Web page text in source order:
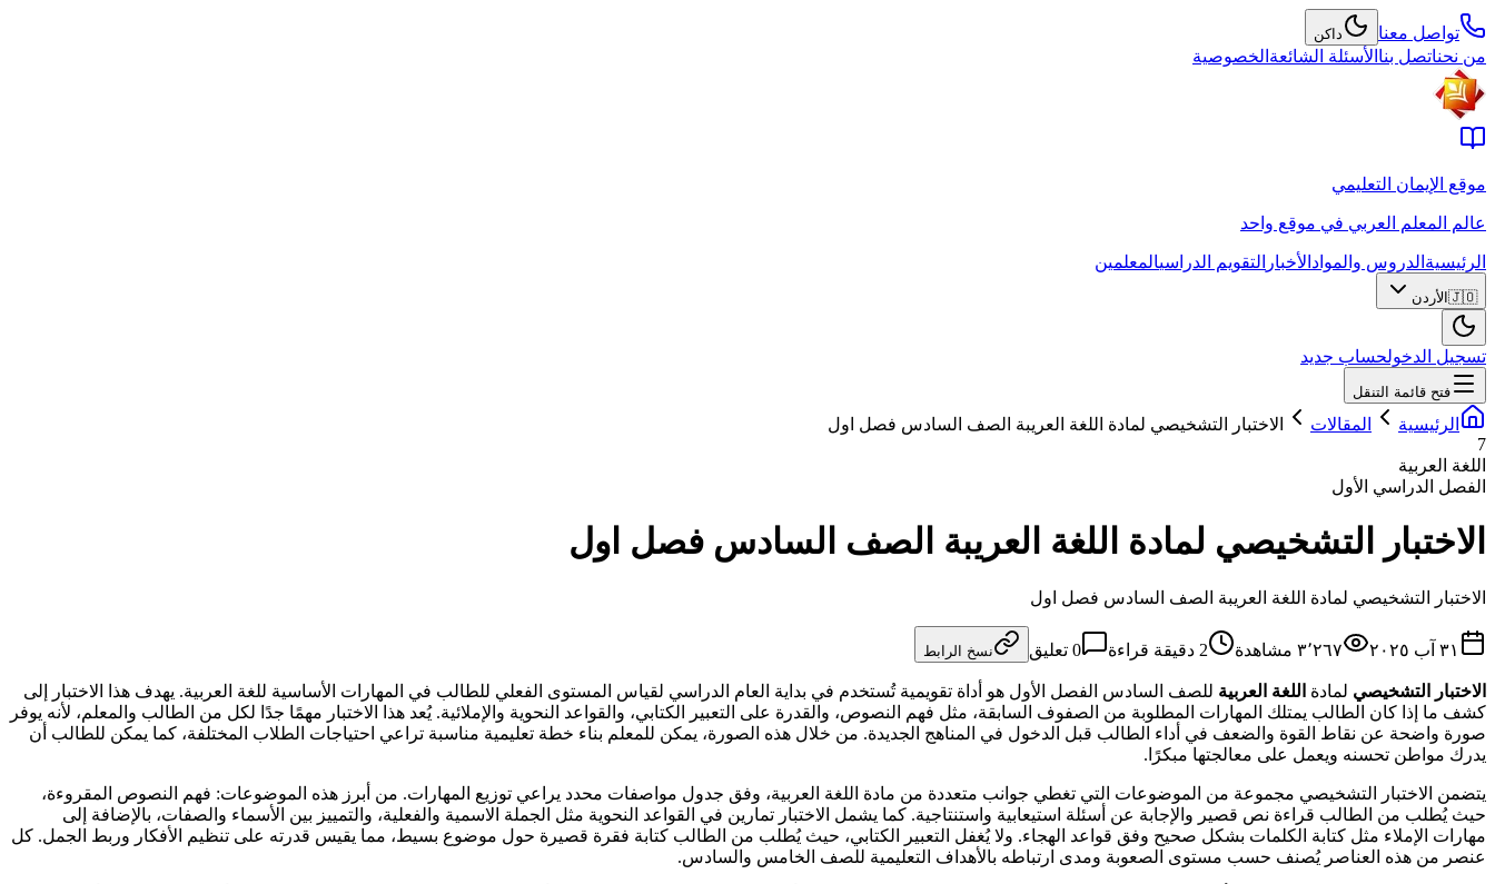
تواصل معنا داكن
من نحناتصل بنا الأسئلة الشائعة الخصوصية
موقع الإيمان التعليمي
عالم المعلم العربي في موقع واحد
الرئيسية الدروس والمواد الأخبار التقويم الدراسيالمعلمين
🇯🇴 الأردن
تسجيل الدخولحساب جديد
فتح قائمة التنقل
الرئيسية المقالات
الاختبار التشخيصي لمادة اللغة العريبة الصف السادس فصل اول
7
اللغة العربية
الفصل الدراسي الأول
الاختبار التشخيصي لمادة اللغة العريبة الصف السادس فصل اول
الاختبار التشخيصي لمادة اللغة العريبة الصف السادس فصل اول
٣١ آب ٢٠٢٥ ٣٬٢٦٧ مشاهدة 2 دقيقة قراءة 0 تعليق نسخ الرابط
الاختبار التشخيصي لمادة اللغة العربية للصف السادس الفصل الأول هو أداة تقويمية تُستخدم في بداية العام الدراسي لقياس المستوى الفعلي للطالب في المهارات الأساسية للغة العربية. يهدف هذا الاختبار إلى
كشف ما إذا كان الطالب يمتلك المهارات المطلوبة من الصفوف السابقة، مثل فهم النصوص، والقدرة على التعبير الكتابي، والقواعد النحوية والإملائية. يُعد هذا الاختبار مهمًا جدًا لكل من الطالب والمعلم، لأنه يوفر
صورة واضحة عن نقاط القوة والضعف في أداء الطالب قبل الدخول في المناهج الجديدة. من خلال هذه الصورة، يمكن للمعلم بناء خطة تعليمية مناسبة تراعي احتياجات الطلاب المختلفة، كما يمكن للطالب أن
يدرك مواطن تحسنه ويعمل على معالجتها مبكرًا.
يتضمن الاختبار التشخيصي مجموعة من الموضوعات التي تغطي جوانب متعددة من مادة اللغة العربية، وفق جدول مواصفات محدد يراعي توزيع المهارات. من أبرز هذه الموضوعات: فهم النصوص المقروءة،
حيث يُطلب من الطالب قراءة نص قصير والإجابة عن أسئلة استيعابية واستنتاجية. كما يشمل الاختبار تمارين في القواعد النحوية مثل الجملة الاسمية والفعلية، والتمييز بين الأسماء والصفات، بالإضافة إلى
مهارات الإملاء مثل كتابة الكلمات بشكل صحيح وفق قواعد الهجاء. ولا يُغفل التعبير الكتابي، حيث يُطلب من الطالب كتابة فقرة قصيرة حول موضوع بسيط، مما يقيس قدرته على تنظيم الأفكار وربط الجمل. كل
عنصر من هذه العناصر يُصنف حسب مستوى الصعوبة ومدى ارتباطه بالأهداف التعليمية للصف الخامس والسادس.